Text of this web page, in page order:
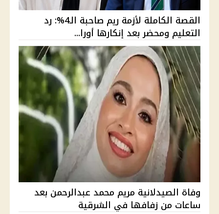
القصة الكاملة لأزمة ريم صاحبة الـ4%: رد
التعليم ومحضر بعد إنكارها أورا...
وفاة الصيدلانية مريم محمد عبدالرحمن بعد
ساعات من زفافها في الشرقية